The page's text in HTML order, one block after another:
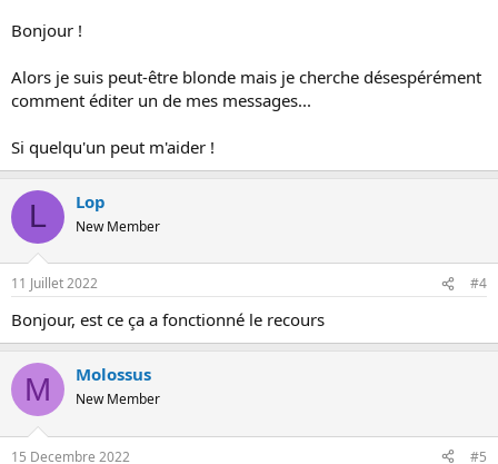
Bonjour !
Alors je suis peut-être blonde mais je cherche désespérément
comment éditer un de mes messages...
Si quelqu'un peut m'aider !
L Lop
New Member
11 Juillet 2022 #4
Bonjour, est ce ça a fonctionné le recours
M Molossus
New Member
15 Decembre 2022 #5